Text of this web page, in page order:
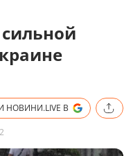
НОВИНИ.LIVE В